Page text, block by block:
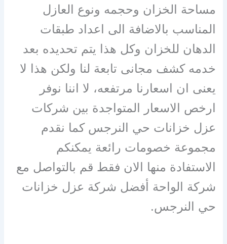
مساحة الخزان وحجمه ونوع العازل
المناسب بالاضافة الى اعداد طبقات
الدهان للخزان وكل هذا يتم تحديده بعد
خدمه كشف مجانى تابعة لنا ولكن هذا لا
يعنى ان اسعارنا مرتفعه، لا اننا نوفر
ارخص الاسعار المتواجدة بين شركات
عزل خزانات حي النرجس كما نقدم
مجموعة خصومات رائعة يمكنكم
الاستفادة منها الان فقط قم بالتواصل مع
شركة الواحة أفضل شركة عزل خزانات
حي النرجس.